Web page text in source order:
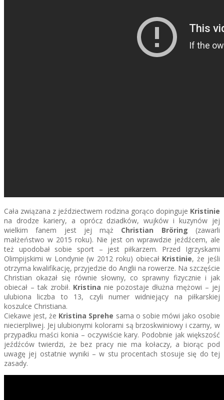
Cała związana z jeździectwem rodzina gorąco dopinguje Kristinie
na drodze kariery, a oprócz dziadków, wujków i kuzynów jej
wielkim fanem jest jej mąż Christian Bröring (zawarli
małżeństwo w 2015 roku). Nie jest on wprawdzie jeźdźcem, ale
też upodobał sobie sport – jest piłkarzem. Przed Igrzyskami
Olimpijskimi w Londynie (w 2012 roku) obiecał Kristinie, że jeśli
otrzyma kwalifikację, przyjedzie do Anglii na rowerze. Na szczęście
Christian okazał się równie słowny, co sprawny fizycznie i jak
obiecał – tak zrobił. Kristina nie pozostaje dłużna mężowi – jej
ulubiona liczba to 13, czyli numer widniejący na piłkarskiej
koszulce Christiana.
Ciekawe jest, że Kristina Sprehe sama o sobie mówi jako osobie
niecierpliwej. Jej ulubionymi kolorami są brzoskwiniowy i czarny, w
przypadku maści konia – oczywiście kary. Podobnie jak większość
jeźdźców twierdzi, że bez pracy nie ma kołaczy, a biorąc pod
uwagę jej ostatnie wyniki – w stu procentach stosuje się do tej
zasady.